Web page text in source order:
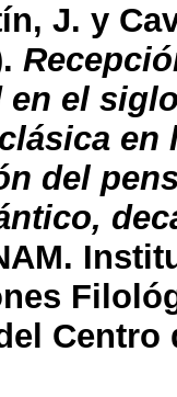
J. y
el
en
del
Centro